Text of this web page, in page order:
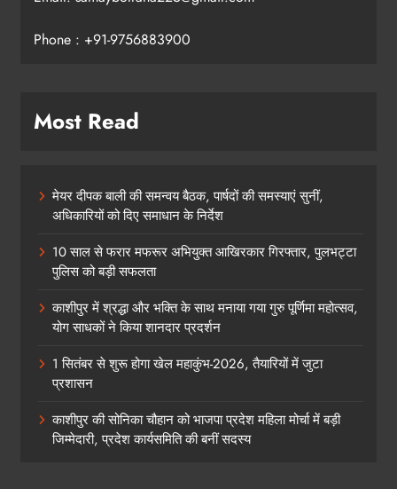
Phone : +91-9756883900
Most Read
मेयर दीपक बाली की समन्वय बैठक, पार्षदों की समस्याएं सुनीं,
अधिकारियों को दिए समाधान के निर्देश
10 साल से फरार मफरूर अभियुक्त आखिरकार गिरफ्तार, पुलभट्टा
पुलिस को बड़ी सफलता
काशीपुर में श्रद्धा और भक्ति के साथ मनाया गया गुरु पूर्णिमा महोत्सव,
योग साधकों ने किया शानदार प्रदर्शन
1 सितंबर से शुरू होगा खेल महाकुंभ-2026, तैयारियों में जुटा
प्रशासन
काशीपुर की सोनिका चौहान को भाजपा प्रदेश महिला मोर्चा में बड़ी
जिम्मेदारी, प्रदेश कार्यसमिति की बनीं सदस्य